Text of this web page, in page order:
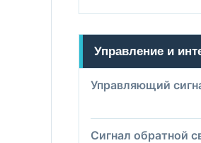
Управление и
Управляющий
Сигнал обратной